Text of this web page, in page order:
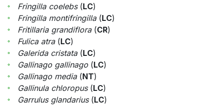
Fringilla coelebs(LC)
Fringilla montifringilla(LC)
Fritillaria grandiflora(CR)
Fulica atra(LC)
Galerida cristata(LC)
Gallinago gallinago (LC)
Gallinago media(NT)
Gallinula chloropus(LC)
Garrulus glandarius(LC)